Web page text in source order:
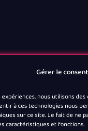
Gérer le
nous utilisons
à ces technologies nous
sur ce site. Le fait de
caractéristiques et fonctions.